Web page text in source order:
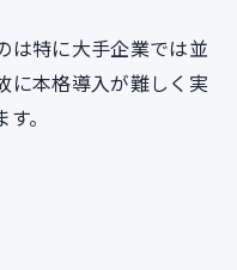
は特に大手企業では並
に本格導入が難しく実
。